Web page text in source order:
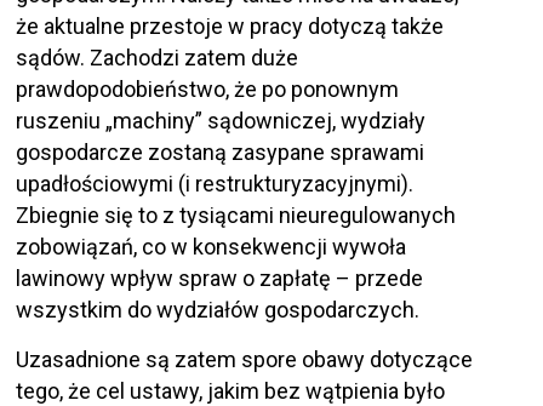
że aktualne przestoje w pracy dotyczą także
sądów. Zachodzi zatem duże
prawdopodobieństwo, że po ponownym
ruszeniu „machiny” sądowniczej, wydziały
gospodarcze zostaną zasypane sprawami
upadłościowymi (i restrukturyzacyjnymi).
Zbiegnie się to z tysiącami nieuregulowanych
zobowiązań, co w konsekwencji wywoła
lawinowy wpływ spraw o zapłatę – przede
wszystkim do wydziałów gospodarczych.
Uzasadnione są zatem spore obawy dotyczące
tego, że cel ustawy, jakim bez wątpienia było